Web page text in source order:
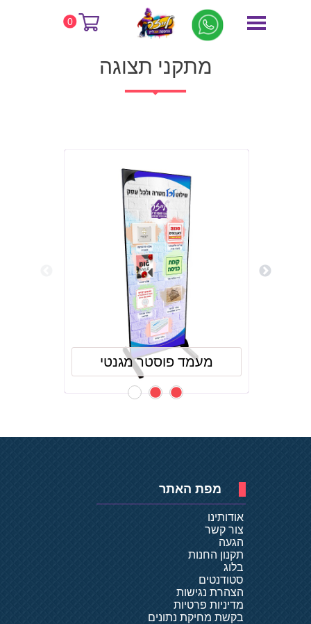
0 דף הבית מתקני תצוגה
מתקני תצוגה
מעמד פוסטר מגנטי
מפת האתר
אודותינו
צור קשר
הגעה
תקנון החנות
בלוג
סטודנטים
הצהרת נגישות
מדיניות פרטיות
בקשת מחיקת נתונים